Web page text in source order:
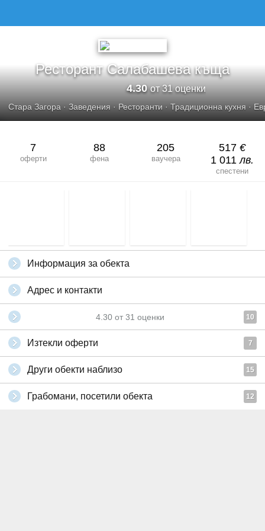
Ресторант Салабашева къща
4.30от 31 оценки
Стара Загора · Заведения · Ресторанти · Традиционна кухня ·
7
оферти
88
фена
205
ваучера
517 €
1 011лв.
спестени
Информация за обекта
Адрес и контакти
4.30 от 31 оценки 10
Изтекли оферти 7
Други обекти наблизо 15
Грабомани, посетили обекта 12